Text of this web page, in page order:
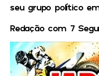
seu grupo político
Redação com 7